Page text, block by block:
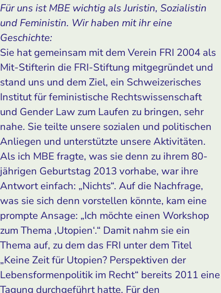
Für uns ist MBE wichtig als Juristin, Sozialistin
und Feministin. Wir haben mit ihr eine
Geschichte:
Sie hat gemeinsam mit dem Verein FRI 2004 als
Mit-Stifterin die FRI-Stiftung mitgegründet und
stand uns und dem Ziel, ein Schweizerisches
Institut für feministische Rechtswissenschaft
und Gender Law zum Laufen zu bringen, sehr
nahe. Sie teilte unsere sozialen und politischen
Anliegen und unterstützte unsere Aktivitäten.
Als ich MBE fragte, was sie denn zu ihrem 80-
jährigen Geburtstag 2013 vorhabe, war ihre
Antwort einfach: „Nichts“. Auf die Nachfrage,
was sie sich denn vorstellen könnte, kam eine
prompte Ansage: „Ich möchte einen Workshop
zum Thema ‚Utopien‘.“ Damit nahm sie ein
Thema auf, zu dem das FRI unter dem Titel
„Keine Zeit für Utopien? Perspektiven der
Lebensformenpolitik im Recht“ bereits 2011 eine
Tagung durchgeführt hatte. Für den